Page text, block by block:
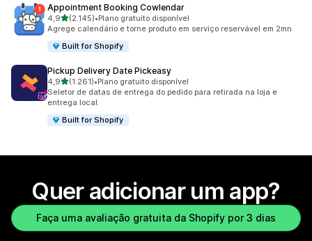
Appointment Booking Cowlendar
4,9de 5 estrelas
(2.145)
2145 avaliações ao todo
•Plano gratuito disponível
Agrege calendário e torne produto em serviço reservável em 2mn
Built for Shopify
Pickup Delivery Date Pickeasy
4,9de 5 estrelas
(1.261)
1261 avaliações ao todo
•Plano gratuito disponível
Seletor de datas de entrega do pedido para retirada na loja e
entrega local.
Built for Shopify
Quer adicionar um app?
Faça uma avaliação gratuita da Shopify por 3 dias